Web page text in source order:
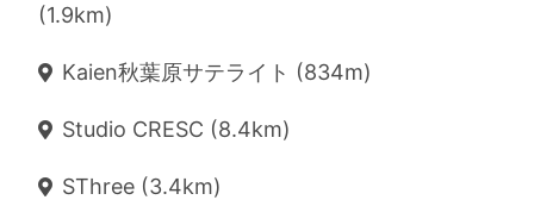
(1.9km)
Kaien秋葉原サテライト (834m)
Studio CRESC (8.4km)
SThree (3.4km)